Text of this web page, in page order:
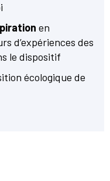
en
d’expériences des
le dispositif
écologique de